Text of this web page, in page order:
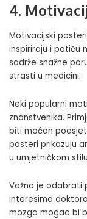
4.
Motivacijski
inspiriraju i potiču
sadrže snažne
strasti u medicini.
Neki popularni
znanstvenika.
biti moćan
posteri prikazuju
u umjetničkom
Važno je odabrati
interesima
mozga mogao bi